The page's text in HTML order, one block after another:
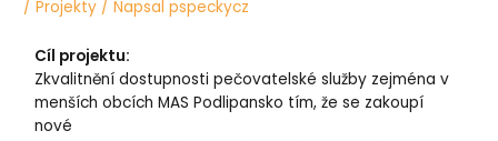
/Projekty / Napsalpspeckycz
Cíl projektu:
Zkvalitnění dostupnosti pečovatelské služby zejména v
menších obcích MAS Podlipansko tím, že se zakoupí
nové